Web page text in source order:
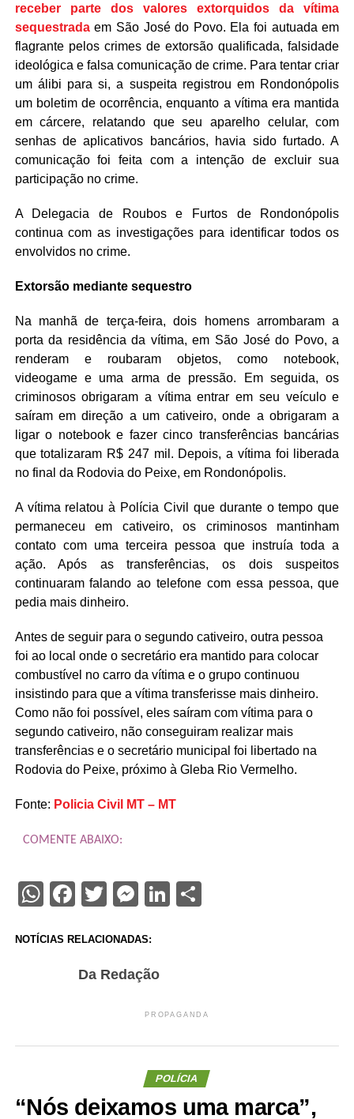
receber parte dos valores extorquidos da vítima
sequestradaem São José do Povo. Ela foi autuada em
flagrante pelos crimes de extorsão qualificada, falsidade
ideológica e falsa comunicação de crime. Para tentar criar
um álibi para si, a suspeita registrou em Rondonópolis
um boletim de ocorrência, enquanto a vítima era mantida
em cárcere, relatando que seu aparelho celular, com
senhas de aplicativos bancários, havia sido furtado. A
comunicação foi feita com a intenção de excluir sua
participação no crime.
A Delegacia de Roubos e Furtos de Rondonópolis
continua com as investigações para identificar todos os
envolvidos no crime.
Extorsão mediante sequestro
Na manhã de terça-feira, dois homens arrombaram a
porta da residência da vítima, em São José do Povo, a
renderam e roubaram objetos, como notebook,
videogame e uma arma de pressão. Em seguida, os
criminosos obrigaram a vítima entrar em seu veículo e
saíram em direção a um cativeiro, onde a obrigaram a
ligar o notebook e fazer cinco transferências bancárias
que totalizaram R$ 247 mil. Depois, a vítima foi liberada
no final da Rodovia do Peixe, em Rondonópolis.
A vítima relatou à Polícia Civil que durante o tempo que
permaneceu em cativeiro, os criminosos mantinham
contato com uma terceira pessoa que instruía toda a
ação. Após as transferências, os dois suspeitos
continuaram falando ao telefone com essa pessoa, que
pedia mais dinheiro.
Antes de seguir para o segundo cativeiro, outra pessoa
foi ao local onde o secretário era mantido para colocar
combustível no carro da vítima e o grupo continuou
insistindo para que a vítima transferisse mais dinheiro.
Como não foi possível, eles saíram com vítima para o
segundo cativeiro, não conseguiram realizar mais
transferências e o secretário municipal foi libertado na
Rodovia do Peixe, próximo à Gleba Rio Vermelho.
Fonte: Policia Civil MT – MT
COMENTE ABAIXO:
WhatsApp
Facebook
Twitter
Messenger
LinkedIn
Share
NOTÍCIAS RELACIONADAS:
Da Redação
PROPAGANDA
POLÍCIA
“Nós deixamos uma marca”,